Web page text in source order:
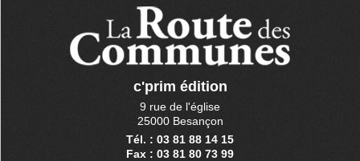
c'prim édition
9 rue de l'église
25000 Besançon
Tél. : 03 81 88 14 15
Fax : 03 81 80 73 99